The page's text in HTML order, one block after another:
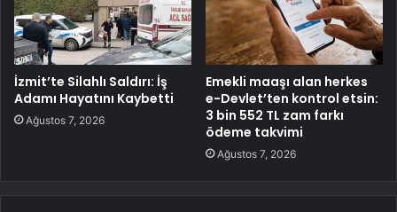
İzmit’te Silahlı Saldırı: İş
Adamı Hayatını Kaybetti
Ağustos 7, 2026
Emekli maaşı alan herkes
e-Devlet’ten kontrol etsin:
3 bin 552 TL zam farkı
ödeme takvimi
Ağustos 7, 2026